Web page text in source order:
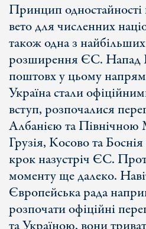
Принцип
вето для численних
також одна з
розширення ЄС. Напад
поштовх у цьому
Україна стали
вступ, розпочалися
Албанією та Північною
Грузія, Косово та
крок назустріч ЄС.
моменту ще далеко.
Європейська рада
розпочати офіційні